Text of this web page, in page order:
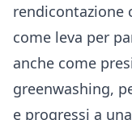
rendicontazione
come leva per
anche come
greenwashing,
e progressi a